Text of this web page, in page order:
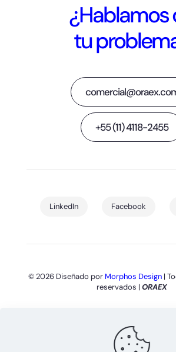
¿Hablamos
tu
+55 (11) 4118-2455
LinkedIn Facebook
© 2026 Diseñado por Morphos Design|
reservados | ORAEX